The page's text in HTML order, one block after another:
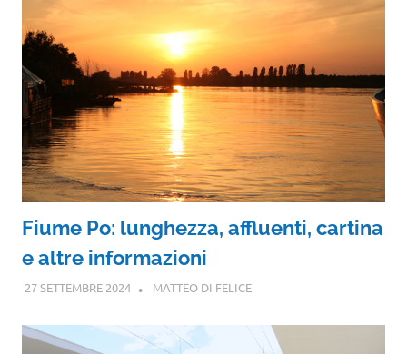
Fiume Po: lunghezza, affluenti, cartina
e altre informazioni
27 SETTEMBRE 2024 MATTEO DI FELICE